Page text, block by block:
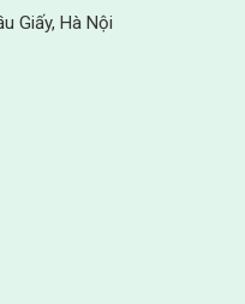
Giấy, Hà Nội